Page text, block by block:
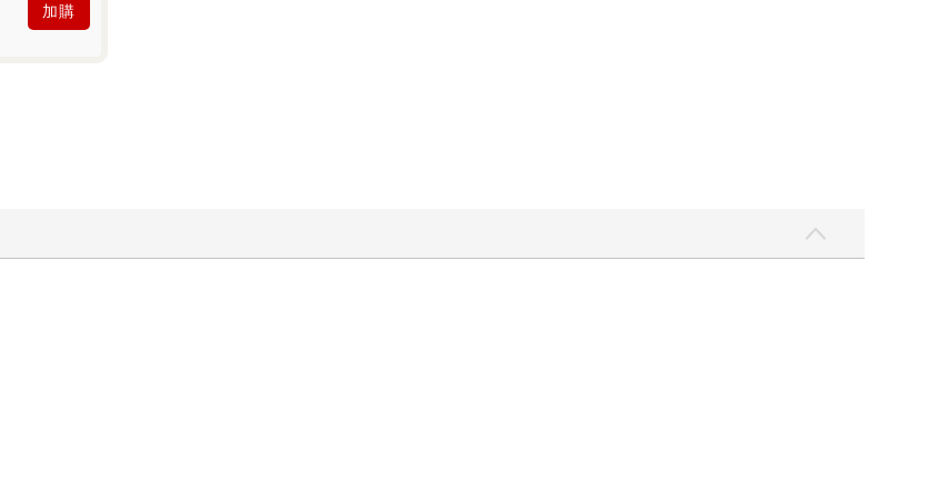
加購